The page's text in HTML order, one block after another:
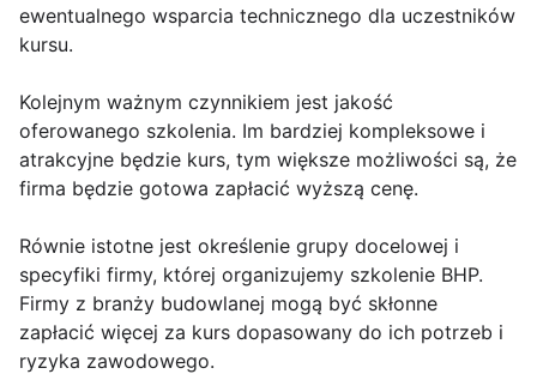
ewentualnego wsparcia technicznego dla uczestników
kursu.
Kolejnym ważnym czynnikiem jest jakość
oferowanego szkolenia. Im bardziej kompleksowe i
atrakcyjne będzie kurs, tym większe możliwości są, że
firma będzie gotowa zapłacić wyższą cenę.
Równie istotne jest określenie grupy docelowej i
specyfiki firmy, której organizujemy szkolenie BHP.
Firmy z branży budowlanej mogą być skłonne
zapłacić więcej za kurs dopasowany do ich potrzeb i
ryzyka zawodowego.